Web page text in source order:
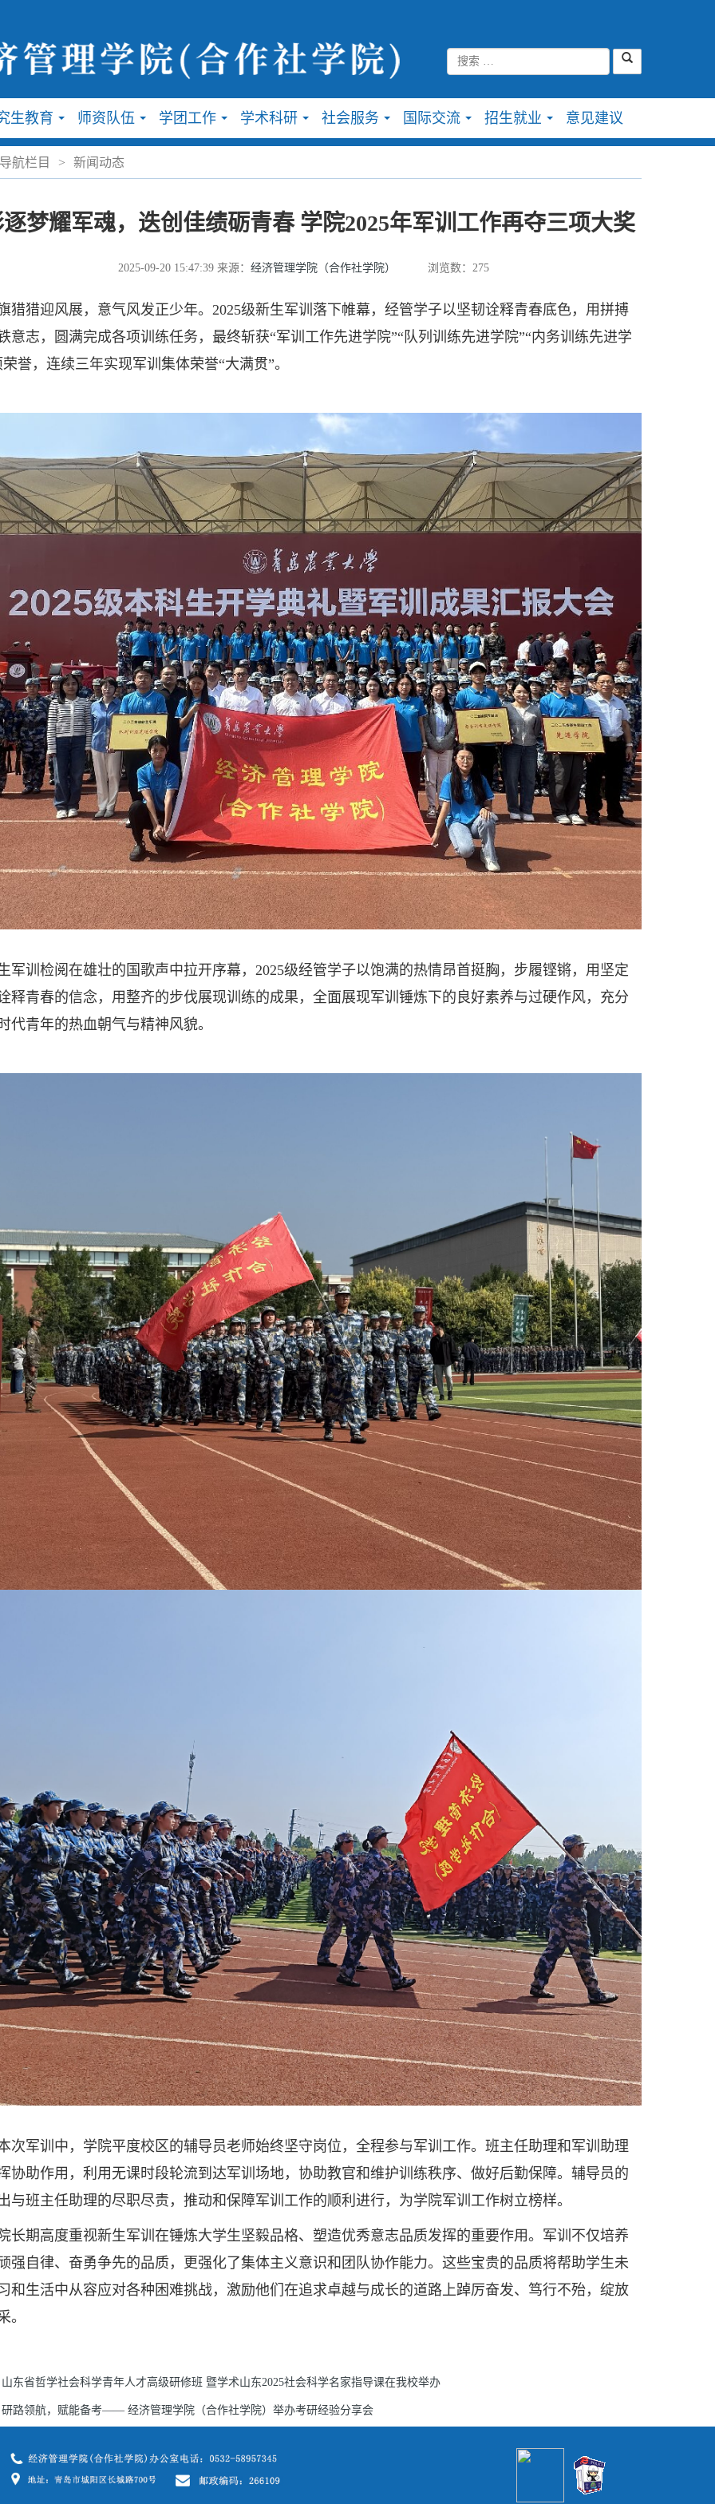
生教育 师资队伍 学团工作 学术科研 社会服务 国际交流 招生就业 意见建议
航栏目 > 新闻动态
梦耀军魂，迭创佳绩砺青春 学院2025年军训工作再夺三项大奖
2025-09-20 15:47:39 来源：经济管理学院（合作社学院） 浏览数：275
迎风展，意气风发正少年。2025级新生军训落下帷幕，经管学子以坚韧诠释青春底色，用拼搏
意志，圆满完成各项训练任务，最终斩获“军训工作先进学院”“队列训练先进学院”“内务训练先进学
誉，连续三年实现军训集体荣誉“大满贯”。
检阅在雄壮的国歌声中拉开序幕，2025级经管学子以饱满的热情昂首挺胸，步履铿锵，用坚定
释青春的信念，用整齐的步伐展现训练的成果，全面展现军训锤炼下的良好素养与过硬作风，充分
代青年的热血朝气与精神风貌。
训中，学院平度校区的辅导员老师始终坚守岗位，全程参与军训工作。班主任助理和军训助理
协助作用，利用无课时段轮流到达军训场地，协助教官和维护训练秩序、做好后勤保障。辅导员的
与班主任助理的尽职尽责，推动和保障军训工作的顺利进行，为学院军训工作树立榜样。
高度重视新生军训在锤炼大学生坚毅品格、塑造优秀意志品质发挥的重要作用。军训不仅培养
强自律、奋勇争先的品质，更强化了集体主义意识和团队协作能力。这些宝贵的品质将帮助学生未
和生活中从容应对各种困难挑战，激励他们在追求卓越与成长的道路上踔厉奋发、笃行不殆，绽放
。
山东省哲学社会科学青年人才高级研修班 暨学术山东2025社会科学名家指导课在我校举办
研路领航，赋能备考—— 经济管理学院（合作社学院）举办考研经验分享会